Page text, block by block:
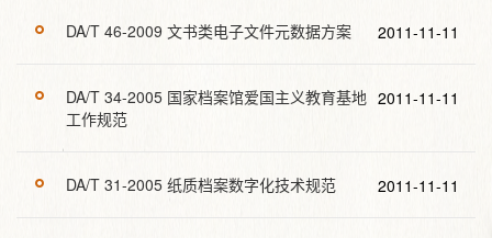
DA/T 46-2009 文书类电子文件元数据方案 2011-11-11
DA/T 34-2005 国家档案馆爱国主义教育基地
工作规范
2011-11-11
DA/T 31-2005 纸质档案数字化技术规范 2011-11-11